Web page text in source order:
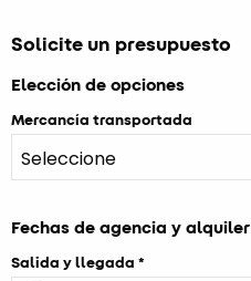
Solicite un presupuesto
Elección de opciones
Mercancía transportada
Fechas de agencia y alquiler
Salida y llegada